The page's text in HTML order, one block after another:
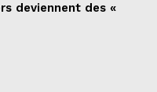
deviennent des «